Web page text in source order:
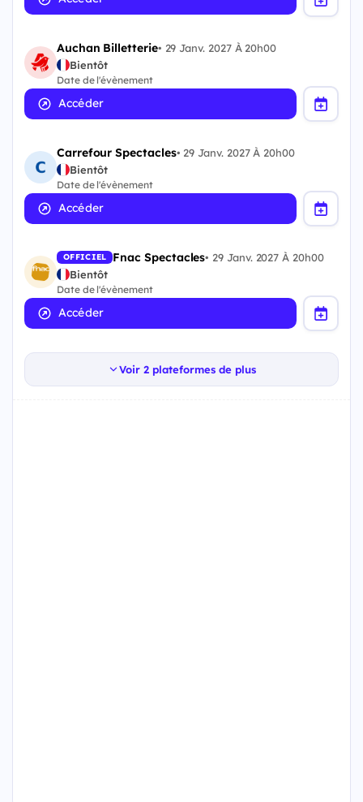
Auchan Billetterie• 29 Janv. 2027 À 20h00
Bientôt
Date de l'évènement
Accéder
Carrefour Spectacles• 29 Janv. 2027 À 20h00
Bientôt
Date de l'évènement
Accéder
OFFICIEL Fnac Spectacles• 29 Janv. 2027 À 20h00
Bientôt
Date de l'évènement
Accéder
Voir 2 plateformes de plus